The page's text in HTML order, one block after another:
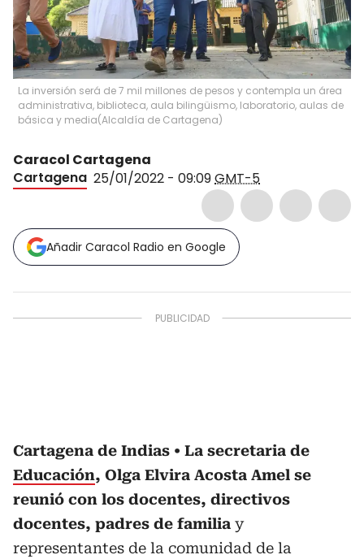
La inversión será de 7 mil millones de pesos y contempla un área
administrativa, biblioteca, aula bilingüismo, laboratorio, aulas de
básica y media(Alcaldía de Cartagena)
Caracol Cartagena
Cartagena 25/01/2022 - 09:09GMT-5
Añadir Caracol Radio en Google
Cartagena de Indias
La secretaria de
Educación, Olga Elvira Acosta Amel se
reunió con los docentes, directivos
docentes, padres de familia y
representantes de la comunidad de la